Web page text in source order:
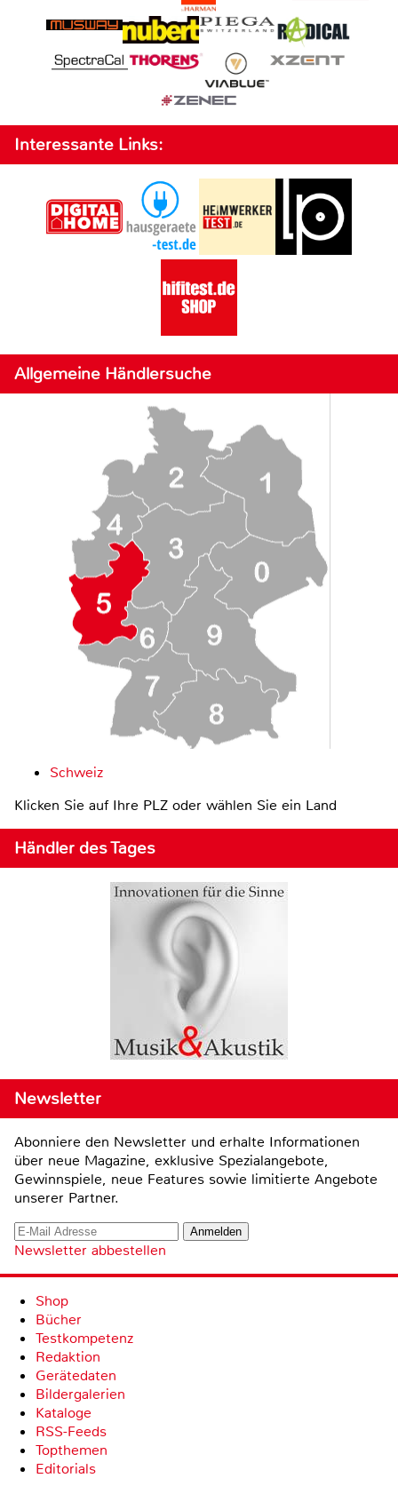
Interessante Links:
Allgemeine Händlersuche
Schweiz
Klicken Sie auf Ihre PLZ oder wählen Sie ein Land
Händler des Tages
Newsletter
Abonniere den Newsletter und erhalte Informationen
über neue Magazine, exklusive Spezialangebote,
Gewinnspiele, neue Features sowie limitierte Angebote
unserer Partner.
Newsletter abbestellen
Shop
Bücher
Testkompetenz
Redaktion
Gerätedaten
Bildergalerien
Kataloge
RSS-Feeds
Topthemen
Editorials